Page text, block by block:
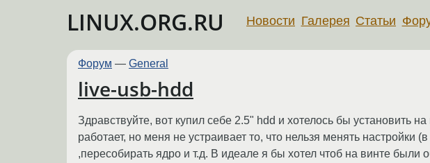
LINUX.ORG.RU Новости Галерея Статьи
Форум — General
live-usb-hdd
Здравствуйте, вот купил себе 2.5" hdd и хотелось бы установить
работает, но меня не устраивает то, что нельзя менять
,пересобирать ядро и т.д. В идеале я бы хотел чтоб на винте